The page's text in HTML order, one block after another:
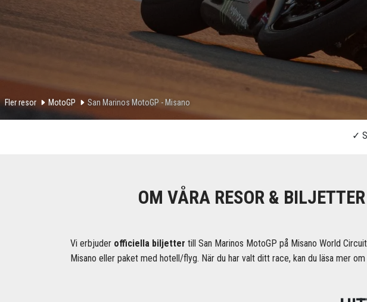
Fler resor MotoGP San Marinos MotoGP - Misano
OM VÅRA RESOR &
Vi erbjuder officiella biljetter till San Marinos MotoGP på Misano World
Misano eller paket med hotell/flyg. När du har valt ditt race, kan du läsa mer